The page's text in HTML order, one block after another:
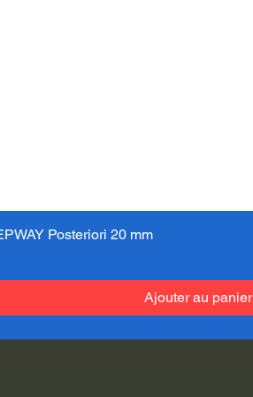
Posteriori 20 mm
Ajouter au panier